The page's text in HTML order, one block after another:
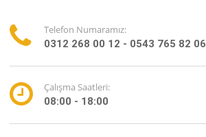
Telefon Numaramız:
0312 268 00 12 - 0543 765 82 06
Çalışma Saatleri:
08:00 - 18:00